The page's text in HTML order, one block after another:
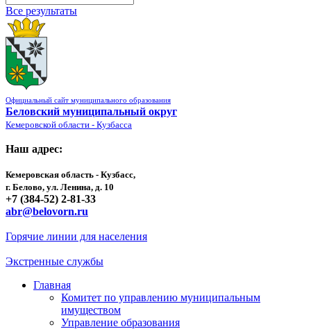
Все результаты
Официальный сайт муниципального образования
Беловский муниципальный округ
Кемеровской области - Кузбасса
Наш адрес:
Кемеровская область - Кузбасс,
г. Белово, ул. Ленина, д. 10
+7 (384-52) 2-81-33
abr@belovorn.ru
Горячие линии для населения
Экстренные службы
Главная
Комитет по управлению муниципальным
имуществом
Управление образования